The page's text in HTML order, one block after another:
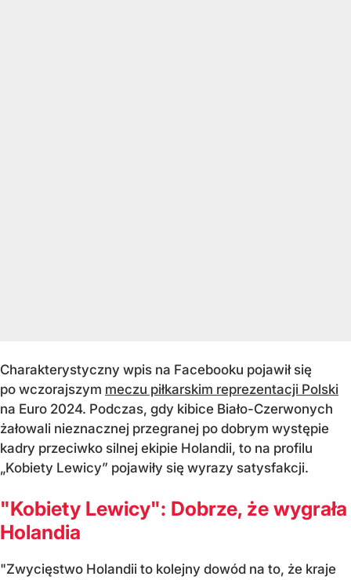
Charakterystyczny wpis na Facebooku pojawił się
po wczorajszym meczu piłkarskim reprezentacji Polski
na Euro 2024. Podczas, gdy kibice Biało-Czerwonych
żałowali nieznacznej przegranej po dobrym występie
kadry przeciwko silnej ekipie Holandii, to na profilu
„Kobiety Lewicy” pojawiły się wyrazy satysfakcji.
"Kobiety Lewicy": Dobrze, że wygrała
Holandia
"Zwycięstwo Holandii to kolejny dowód na to, że kraje